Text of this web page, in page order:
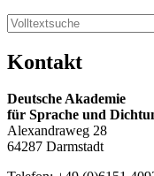
Kontakt
Deutsche Akademie
für Sprache und
Alexandraweg 28
64287 Darmstadt